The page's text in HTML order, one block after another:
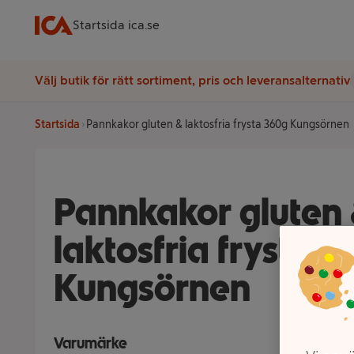
Startsida ica.se
Välj butik för rätt sortiment, pris och leveransalternativ
Startsida Pannkakor gluten & laktosfria frysta 360g Kungsörnen
Pannkakor gluten
laktosfria frysta
Kungsörnen
Varumärke